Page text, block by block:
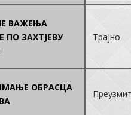
ВАЖЕЊА
ПО ЗАХТЈЕВУ
Трајно
ОБРАСЦА